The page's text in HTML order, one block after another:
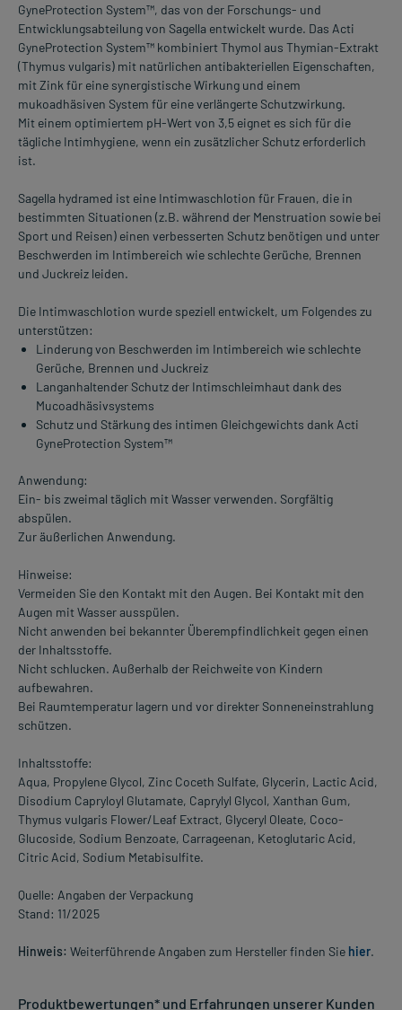
GyneProtection System™, das von der Forschungs- und
Entwicklungsabteilung von Sagella entwickelt wurde. Das Acti
GyneProtection System™ kombiniert Thymol aus Thymian-Extrakt
(Thymus vulgaris) mit natürlichen antibakteriellen Eigenschaften,
mit Zink für eine synergistische Wirkung und einem
mukoadhäsiven System für eine verlängerte Schutzwirkung.
Mit einem optimiertem pH-Wert von 3,5 eignet es sich für die
tägliche Intimhygiene, wenn ein zusätzlicher Schutz erforderlich
ist.
Sagella hydramed ist eine Intimwaschlotion für Frauen, die in
bestimmten Situationen (z.B. während der Menstruation sowie bei
Sport und Reisen) einen verbesserten Schutz benötigen und unter
Beschwerden im Intimbereich wie schlechte Gerüche, Brennen
und Juckreiz leiden.
Die Intimwaschlotion wurde speziell entwickelt, um Folgendes zu
unterstützen:
Linderung von Beschwerden im Intimbereich wie schlechte
Gerüche, Brennen und Juckreiz
Langanhaltender Schutz der Intimschleimhaut dank des
Mucoadhäsivsystems
Schutz und Stärkung des intimen Gleichgewichts dank Acti
GyneProtection System™
Anwendung:
Ein- bis zweimal täglich mit Wasser verwenden. Sorgfältig
abspülen.
Zur äußerlichen Anwendung.
Hinweise:
Vermeiden Sie den Kontakt mit den Augen. Bei Kontakt mit den
Augen mit Wasser ausspülen.
Nicht anwenden bei bekannter Überempfindlichkeit gegen einen
der Inhaltsstoffe.
Nicht schlucken. Außerhalb der Reichweite von Kindern
aufbewahren.
Bei Raumtemperatur lagern und vor direkter Sonneneinstrahlung
schützen.
Inhaltsstoffe:
Aqua, Propylene Glycol, Zinc Coceth Sulfate, Glycerin, Lactic Acid,
Disodium Capryloyl Glutamate, Caprylyl Glycol, Xanthan Gum,
Thymus vulgaris Flower/Leaf Extract, Glyceryl Oleate, Coco-
Glucoside, Sodium Benzoate, Carrageenan, Ketoglutaric Acid,
Citric Acid, Sodium Metabisulfite.
Quelle: Angaben der Verpackung
Stand: 11/2025
Hinweis: Weiterführende Angaben zum Hersteller finden Sie hier.
Produktbewertungen* und Erfahrungen unserer Kunden